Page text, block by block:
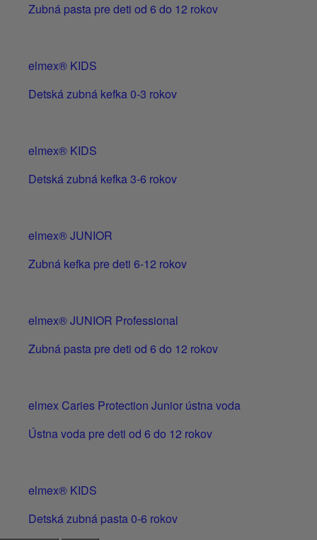
Zubná pasta pre deti od 6 do 12 rokov
elmex® KIDS
Detská zubná kefka 0-3 rokov
elmex® KIDS
Detská zubná kefka 3-6 rokov
elmex® JUNIOR
Zubná kefka pre deti 6-12 rokov
elmex® JUNIOR Professional
Zubná pasta pre deti od 6 do 12 rokov
elmex Caries Protection Junior ústna voda
Ústna voda pre deti od 6 do 12 rokov
elmex® KIDS
Detská zubná pasta 0-6 rokov